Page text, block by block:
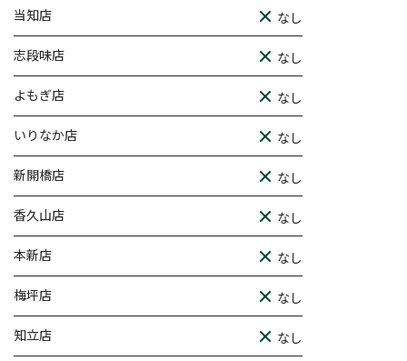
当知店 なし
志段味店 なし
よもぎ店 なし
いりなか店 なし
新開橋店 なし
香久山店 なし
本新店 なし
梅坪店 なし
知立店 なし